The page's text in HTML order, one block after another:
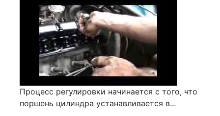
Процесс регулировки начинается с того, что
поршень цилиндра устанавливается в...